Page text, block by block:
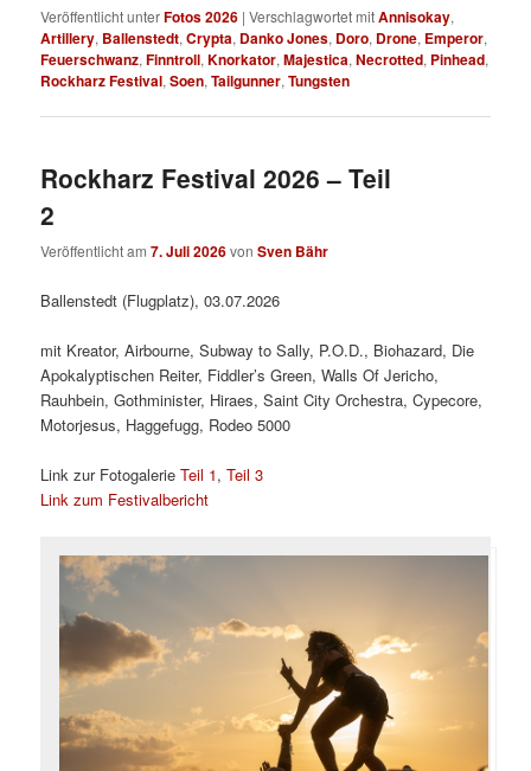
Veröffentlicht unterFotos 2026 |Verschlagwortet mitAnnisokay,
Artillery, Ballenstedt,Crypta, Danko Jones, Doro, Drone, Emperor,
Feuerschwanz,Finntroll,Knorkator,Majestica,Necrotted, Pinhead,
Rockharz Festival,Soen,Tailgunner,Tungsten
Rockharz Festival 2026 – Teil
2
Veröffentlicht am7. Juli 2026vonSven Bähr
Ballenstedt (Flugplatz), 03.07.2026
mit Kreator, Airbourne, Subway to Sally, P.O.D., Biohazard, Die
Apokalyptischen Reiter, Fiddler’s Green, Walls Of Jericho,
Rauhbein, Gothminister, Hiraes, Saint City Orchestra, Cypecore,
Motorjesus, Haggefugg, Rodeo 5000
Link zur FotogalerieTeil 1,Teil 3
Link zum Festivalbericht